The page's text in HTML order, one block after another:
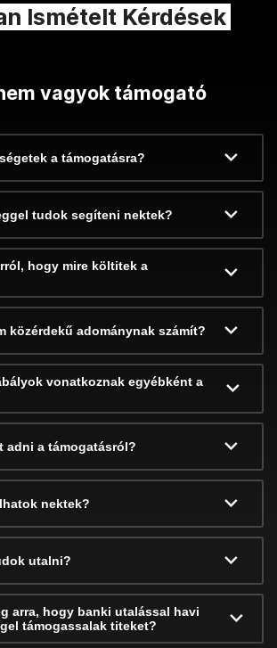
Ismételt Kérdések
vagyok támogató
a támogatásra?
tudok segíteni nektek?
hogy mire költitek a
közérdekű adománynak számít?
vonatkoznak egyébként a
adni a támogatásról?
nektek?
utalni?
arra, hogy banki utalással havi
támogassalak titeket?